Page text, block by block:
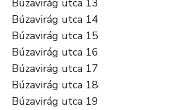
Búzavirág utca 13
Búzavirág utca 14
Búzavirág utca 15
Búzavirág utca 16
Búzavirág utca 17
Búzavirág utca 18
Búzavirág utca 19